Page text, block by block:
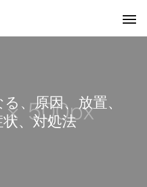
、原因、放置、
、対処法